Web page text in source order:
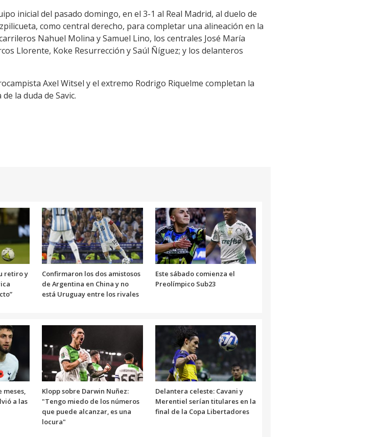
inicial del pasado domingo, en el 3-1 al Real Madrid, al duelo de
como central derecho, para completar una alineación en la
Nahuel Molina y Samuel Lino, los centrales José María
Llorente, Koke Resurrección y Saúl Ñíguez; y los delanteros
Axel Witsel y el extremo Rodrigo Riquelme completan la
la duda de Savic.
retiro y
Confirmaron los dos amistosos
de Argentina en China y no
está Uruguay entre los rivales
Este sábado comienza el
Preolímpico Sub23
meses,
a las
Klopp sobre Darwin Nuñez:
"Tengo miedo de los números
que puede alcanzar, es una
locura"
Delantera celeste: Cavani y
Merentiel serían titulares en la
final de la Copa Libertadores